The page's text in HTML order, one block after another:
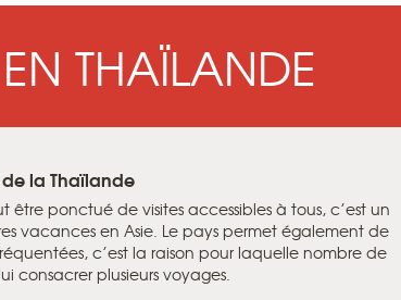
THAÏLANDE
la Thaïlande
être ponctué de visites accessibles à tous, c’est un
vacances en Asie. Le pays permet également de
c’est la raison pour laquelle nombre de
consacrer plusieurs voyages.